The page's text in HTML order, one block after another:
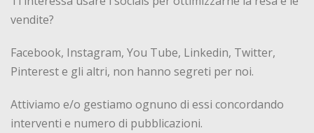
vendite?
Facebook, Instagram, You Tube, Linkedin, Twitter,
Pinterest e gli altri, non hanno segreti per noi.
Attiviamo e/o gestiamo ognuno di essi concordando
interventi e numero di pubblicazioni.